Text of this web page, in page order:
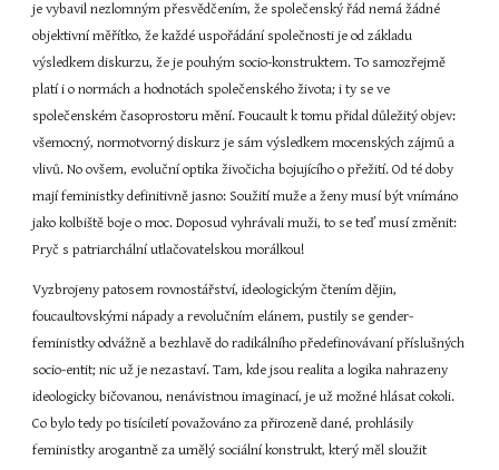
je vybavil nezlomným přesvědčením, že společenský řád nemá žádné
objektivní měřítko, že každé uspořádání společnosti je od základu
výsledkem diskurzu, že je pouhým socio-konstruktem. To samozřejmě
platí i o normách a hodnotách společenského života; i ty se ve
společenském časoprostoru mění. Foucault k tomu přidal důležitý objev:
všemocný, normotvorný diskurz je sám výsledkem mocenských zájmů a
vlivů. No ovšem, evoluční optika živočicha bojujícího o přežití. Od té doby
mají feministky definitivně jasno: Soužití muže a ženy musí být vnímáno
jako kolbiště boje o moc. Doposud vyhrávali muži, to se teď musí změnit:
Pryč s patriarchální utlačovatelskou morálkou!
Vyzbrojeny patosem rovnostářství, ideologickým čtením dějin,
foucaultovskými nápady a revolučním elánem, pustily se gender-
feministky odvážně a bezhlavě do radikálního předefinovávaní příslušných
socio-entit; nic už je nezastaví. Tam, kde jsou realita a logika nahrazeny
ideologicky bičovanou, nenávistnou imaginací, je už možné hlásat cokoli.
Co bylo tedy po tisíciletí považováno za přirozeně dané, prohlásily
feministky arogantně za umělý sociální konstrukt, který měl sloužit